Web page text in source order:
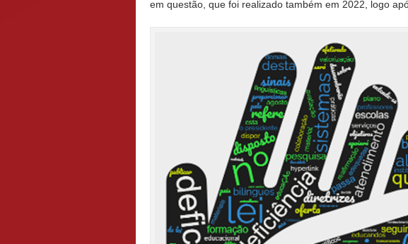
em questão, que foi realizado também em 2022, logo